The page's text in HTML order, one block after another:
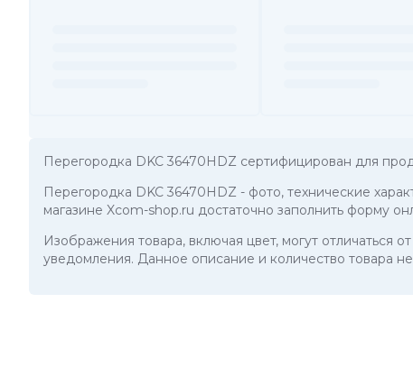
Перегородка DKC 36470HDZ сертифицирован для
Перегородка DKC 36470HDZ - фото, технические
магазине Xcom-shop.ru достаточно заполнить форму
Изображения товара, включая цвет, могут отличаться
уведомления. Данное описание и количество товара